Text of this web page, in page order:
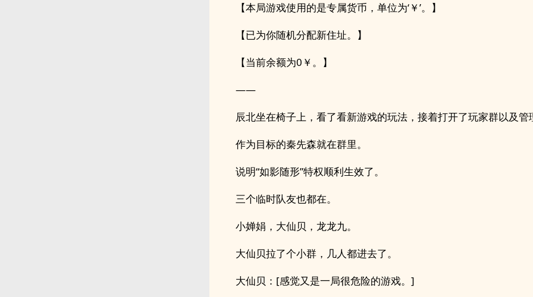
【本局游戏使用的是专属货币，单位为‘￥’。】
【已为你随机分配新住址。】
【当前余额为0￥。】
——
辰北坐在椅子上，看了看新游戏的玩法，接着打开了玩家群以及管
作为目标的秦先森就在群里。
说明“如影随形”特权顺利生效了。
三个临时队友也都在。
小婵娟，大仙贝，龙龙九。
大仙贝拉了个小群，几人都进去了。
大仙贝：[感觉又是一局很危险的游戏。]